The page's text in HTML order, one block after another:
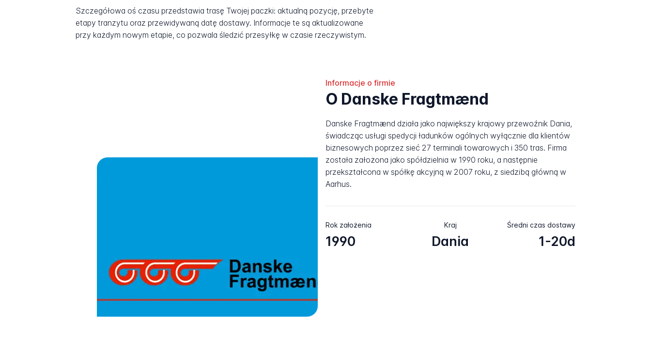
Szczegółowa oś czasu przedstawia trasę Twojej paczki: aktualną pozycję, przebyte
etapy tranzytu oraz przewidywaną datę dostawy. Informacje te są aktualizowane
przy każdym nowym etapie, co pozwala śledzić przesyłkę w czasie rzeczywistym.
Informacje o firmie
O Danske Fragtmænd
Danske Fragtmænd działa jako największy krajowy przewoźnik Dania,
świadcząc usługi spedycji ładunków ogólnych wyłącznie dla klientów
biznesowych poprzez sieć 27 terminali towarowych i 350 tras. Firma
została założona jako spółdzielnia w 1990 roku, a następnie
przekształcona w spółkę akcyjną w 2007 roku, z siedzibą główną w
Aarhus.
Rok założenia
1990
Kraj
Dania
Średni czas dostawy
1-20d